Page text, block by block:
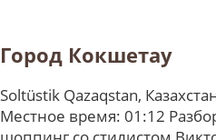
Город Кокшетау
Soltüstik Qazaqstan,
Местное время: 01:12